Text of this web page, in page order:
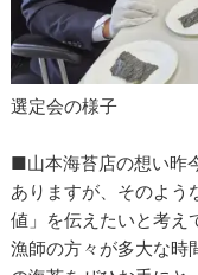
選定会の様子
■山本海苔店の想い昨
ありますが、そのよう
値」を伝えたいと考え
漁師の方々が多大な時